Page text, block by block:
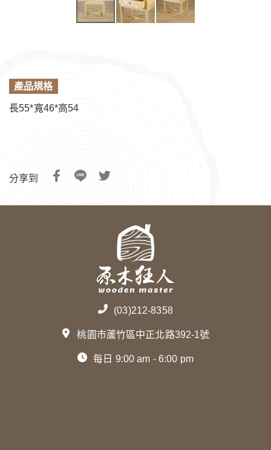
產品規格
長55*寬46*高54
分享到
(03)212-8358
桃園市蘆竹區中正北路392-1號
每日 9:00 am - 6:00 pm